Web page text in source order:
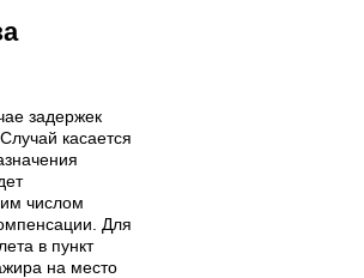
задержек
касается
числом
Для
в пункт
на место